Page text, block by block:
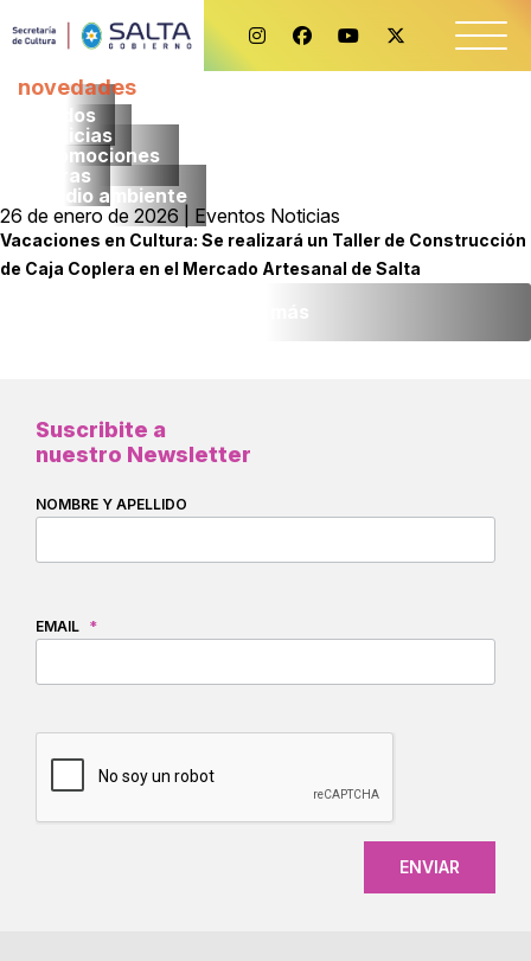
novedades
Todos
noticias
promociones
obras
medio ambiente
26 de enero de 2026 | Eventos Noticias
Vacaciones en Cultura: Se realizará un Taller de Construcción
de Caja Coplera en el Mercado Artesanal de Salta
Suscribite a
nuestro Newsletter
NOMBRE Y APELLIDO
EMAIL *